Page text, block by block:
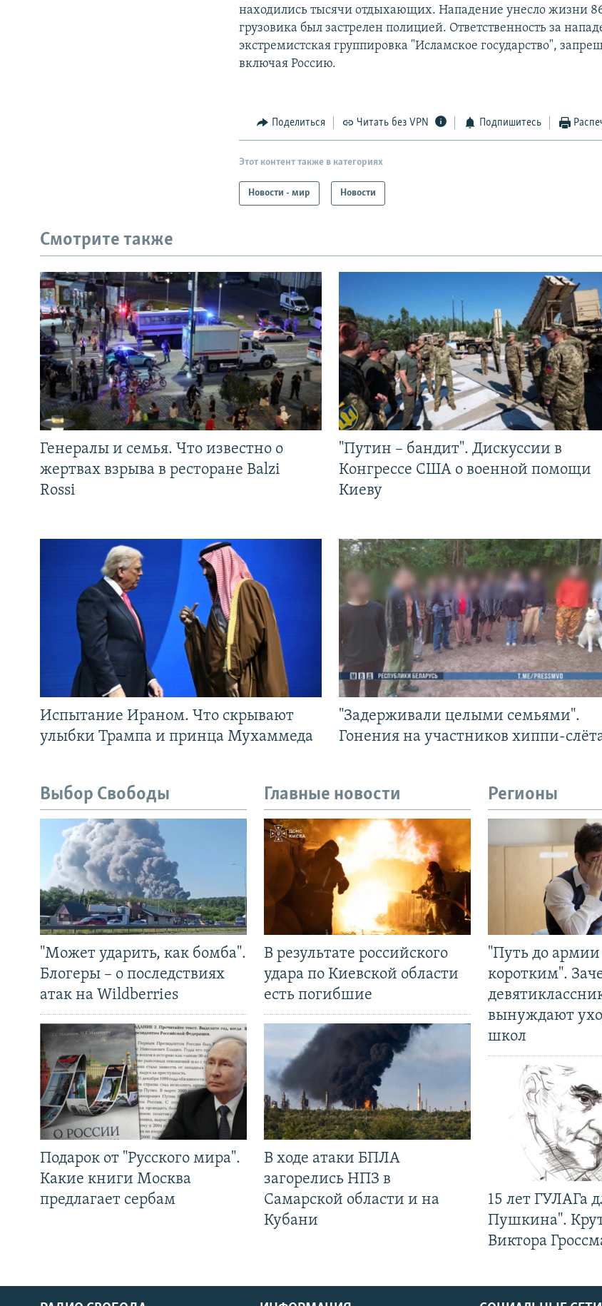
находились тысячи отдыхающих. Нападение унесло жизни
грузовика был застрелен полицией. Ответственность за
экстремистская группировка "Исламское государство",
включая Россию.
Поделиться Читать без VPN Подпишитесь
Этот контент также в категориях
Новости - мир Новости
Смотрите также
Генералы и семья. Что известно о
жертвах взрыва в ресторане Balzi
Rossi
"Путин – бандит". Дискуссии в
Конгрессе США о военной помощи
Киеву
Испытание Ираном. Что скрывают
улыбки Трампа и принца Мухаммеда
"Задерживали целыми семьями".
Гонения на участников хиппи-
Выбор Свободы
"Может ударить, как бомба".
Блогеры – о последствиях
атак на Wildberries
Подарок от "Русского мира".
Какие книги Москва
предлагает сербам
Главные новости
В результате российского
удара по Киевской области
есть погибшие
В ходе атаки БПЛА
загорелись НПЗ в
Самарской области и на
Кубани
Регионы
"Путь до армии
коротким".
вынуждают
школ
15 лет ГУЛАГа
Пушкина".
Виктора